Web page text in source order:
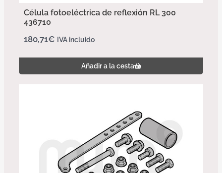
Célula fotoeléctrica de reflexión RL 300
436710
180,71€ IVA incluido
Añadir a la cesta